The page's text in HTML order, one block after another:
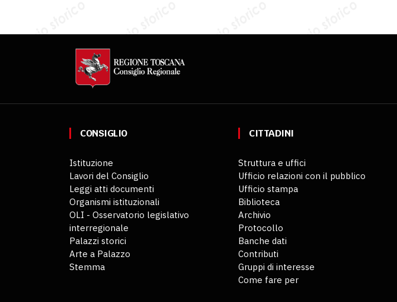
CONSIGLIO
Istituzione
Lavori del Consiglio
Leggi atti documenti
Organismi istituzionali
OLI - Osservatorio legislativo
interregionale
Palazzi storici
Arte a Palazzo
Stemma
CITTADINI
Struttura e uffici
Ufficio relazioni con il pubblico
Ufficio stampa
Biblioteca
Archivio
Protocollo
Banche dati
Contributi
Gruppi di interesse
Come fare per